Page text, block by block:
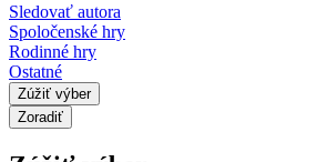
Sledovať autora
Spoločenské hry
Rodinné hry
Ostatné
Zúžiť výber
Zoradiť